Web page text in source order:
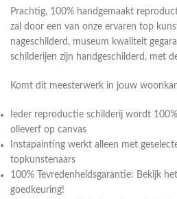
Prachtig, 100% handgemaakt
zal door een van onze ervaren top
nageschilderd, museum kwaliteit
schilderijen zijn handgeschilderd, met
Komt dit meesterwerk in jouw
Ieder reproductie schilderij wordt
olieverf op canvas
Instapainting werkt alleen met
topkunstenaars
100% Tevredenheidsgarantie: Bekijk
goedkeuring!